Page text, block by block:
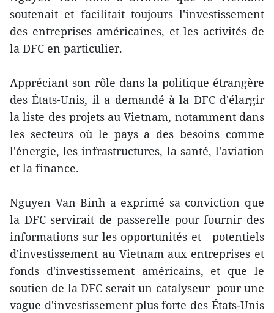
soutenait et facilitait toujours l'investissement
des entreprises américaines, et les activités de
la DFC en particulier.
Appréciant son rôle dans la politique étrangère
des États-Unis, il a demandé à la DFC d'élargir
la liste des projets au Vietnam, notamment dans
les secteurs où le pays a des besoins comme
l'énergie, les infrastructures, la santé, l'aviation
et la finance.
Nguyen Van Binh a exprimé sa conviction que
la DFC servirait de passerelle pour fournir des
informations sur les opportunités et potentiels
d'investissement au Vietnam aux entreprises et
fonds d'investissement américains, et que le
soutien de la DFC serait un catalyseur pour une
vague d'investissement plus forte des États-Unis